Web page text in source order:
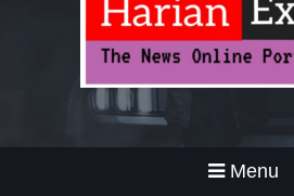
Menu